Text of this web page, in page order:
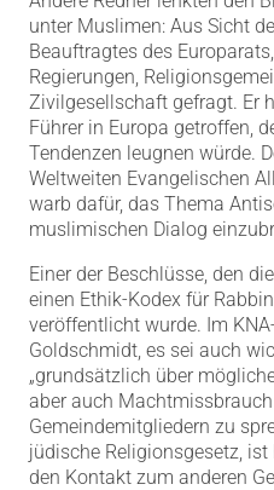
unter Muslimen: Aus Sicht
Beauftragtes des
Regierungen,
Zivilgesellschaft gefragt. Er
Führer in Europa getroffen,
Tendenzen leugnen würde.
Weltweiten Evangelischen
warb dafür, das Thema
muslimischen Dialog
Einer der Beschlüsse, den
einen Ethik-Kodex für
veröffentlicht wurde. Im
Goldschmidt, es sei auch
„grundsätzlich über
aber auch
Gemeindemitgliedern zu
jüdische Religionsgesetz,
den Kontakt zum anderen